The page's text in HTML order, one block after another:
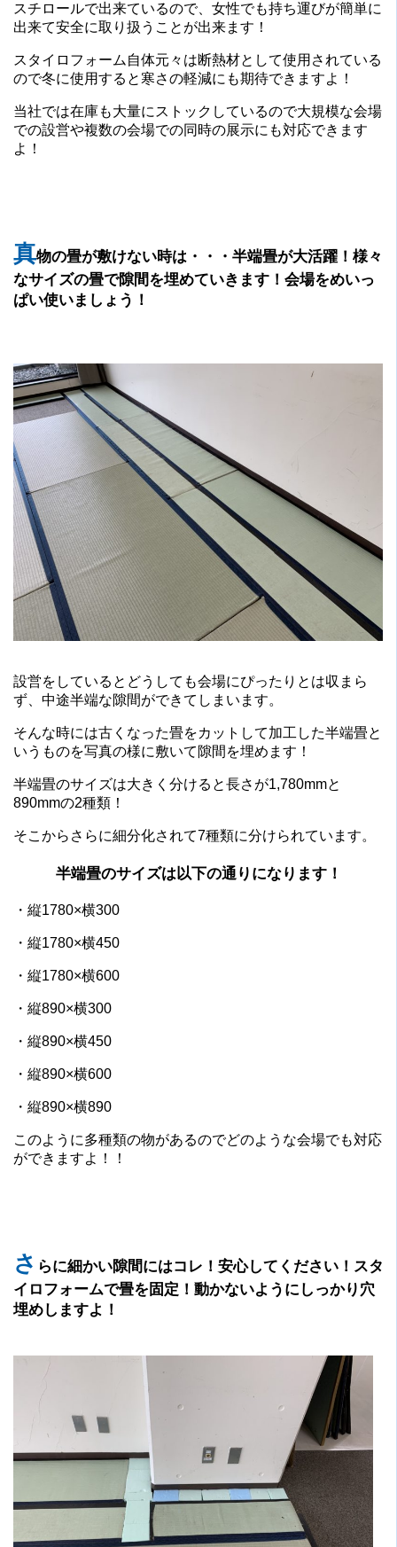
スチロールで出来ているので、女性でも持ち運びが簡単に
出来て安全に取り扱うことが出来ます！
スタイロフォーム自体元々は断熱材として使用されている
ので冬に使用すると寒さの軽減にも期待できますよ！
当社では在庫も大量にストックしているので大規模な会場
での設営や複数の会場での同時の展示にも対応できます
よ！
真物の畳が敷けない時は・・・半端畳が大活躍！様々
なサイズの畳で隙間を埋めていきます！会場をめいっ
ぱい使いましょう！
設営をしているとどうしても会場にぴったりとは収まら
ず、中途半端な隙間ができてしまいます。
そんな時には古くなった畳をカットして加工した半端畳と
いうものを写真の様に敷いて隙間を埋めます！
半端畳のサイズは大きく分けると長さが1,780mmと
890mmの2種類！
そこからさらに細分化されて7種類に分けられています。
半端畳のサイズは以下の通りになります！
・縦1780×横300
・縦1780×横450
・縦1780×横600
・縦890×横300
・縦890×横450
・縦890×横600
・縦890×横890
このように多種類の物があるのでどのような会場でも対応
ができますよ！！
さ らに細かい隙間にはコレ！ 安心してください！スタ
イロフォームで畳を固定！動かないようにしっかり穴
埋めしますよ！